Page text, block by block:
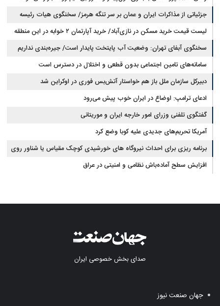
جزئیاتی از مذاکرات ایران و عمان بر سر تنگه هرمز/ سخنگوی هیات رئیسه
مجلس: بیانیه‌ای شامل تصحیح مسیر تردد دریایی در تنگه، در آستانه نهایی شدن
است
لیست قیمت خرید مسکن در نازی‌آباد/ خرید آپارتمان ۲ خوابه در این منطقه
چقدر سرمایه نیاز دارد؟ + جدول مردادماه ۱۴۰۵
سخنگوی آبفای تهران: وضعیت آب پایتخت پایدار است/ جیره‌بندی نداریم
سامانه‌های تامین اجتماعی بدون قطعی و اختلال در دسترس است
دبیرکل سازمان ملل باز هم خواستار آتش‌بس فوری در اوکراین شد
ادعای ترامپ: اوضاع در ایران خوب پیش می‌رود
گفتگوی تلفنی وزرای امور خارجه ایران و موریتانی
آمریکا تحریم‌های جدیدی علیه کوبا وضع کرد
برنامه ریزی برای احداث نیروگاه های خورشیدی کوچک مقیاس یا شناور روی
آب در مازندران
افزایش سطح آماده‌باش نظامی و امنیتی در عراق
صدای بخش خصوصی ایران
جهان صنعت نیوز